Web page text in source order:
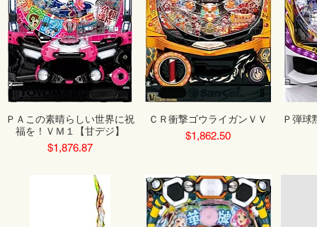
ＰＡこの素晴らしい世界に祝
福を！ＶＭ１【甘デジ】
Price
$1,876.87
ＣＲ衝撃ゴウライガンＶＶ
Price
$1,862.50
Ｐ弾球